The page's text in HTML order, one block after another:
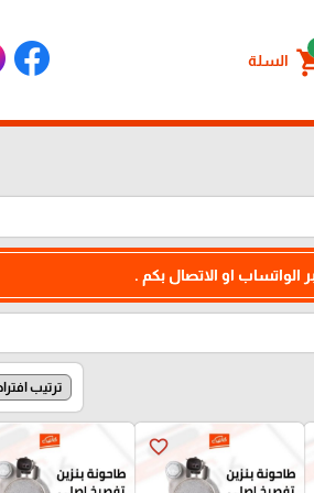
السلة
الواتساب او الاتصال بكم .
favorite_border